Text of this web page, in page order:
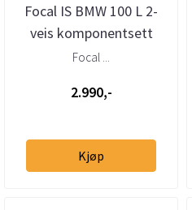
Focal IS BMW 100 L 2-
veis komponentsett
Focal ...
2.990,-
Kjøp